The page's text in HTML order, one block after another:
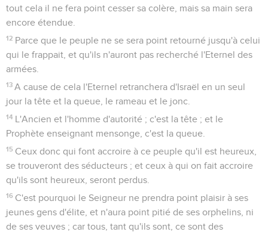
tout cela il ne fera point cesser sa colère, mais sa main sera
encore étendue.
12 Parce que le peuple ne se sera point retourné jusqu'à celui
qui le frappait, et qu'ils n'auront pas recherché l'Eternel des
armées.
13 A cause de cela l'Eternel retranchera d'Israël en un seul
jour la tête et la queue, le rameau et le jonc.
14 L'Ancien et l'homme d'autorité ; c'est la tête ; et le
Prophète enseignant mensonge, c'est la queue.
15 Ceux donc qui font accroire à ce peuple qu'il est heureux,
se trouveront des séducteurs ; et ceux à qui on fait accroire
qu'ils sont heureux, seront perdus.
16 C'est pourquoi le Seigneur ne prendra point plaisir à ses
jeunes gens d'élite, et n'aura point pitié de ses orphelins, ni
de ses veuves ; car tous, tant qu'ils sont, ce sont des